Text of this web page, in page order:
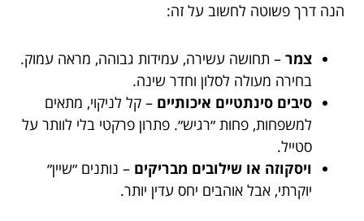
הנה דרך פשוטה לחשוב על זה:
צמר – תחושה עשירה, עמידות גבוהה, מראה עמוק.
בחירה מעולה לסלון וחדר שינה.
סיבים סינתטיים איכותיים – קל לניקוי, מתאים
למשפחות, פחות ״רגיש״. פתרון פרקטי בלי לוותר על
סטייל.
ויסקוזה או שילובים מבריקים – נותנים ״שיין״
יוקרתי, אבל אוהבים יחס עדין יותר.